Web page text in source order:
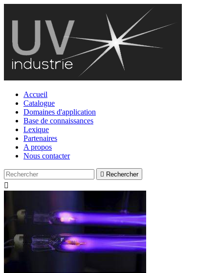
Accueil
Catalogue
Domaines d'application
Base de connaissances
Lexique
Partenaires
A propos
Nous contacter
 Rechercher
